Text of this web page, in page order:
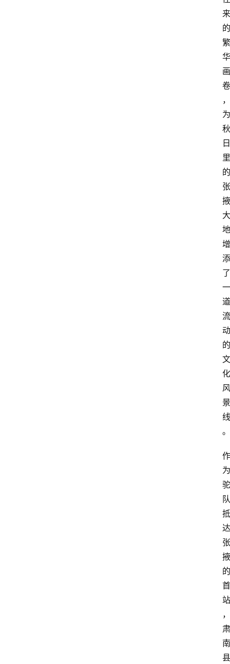
来
的
繁
华
画
卷
，
为
秋
日
里
的
张
掖
大
地
增
添
了
一
道
流
动
的
文
化
风
景
线
。
作
为
驼
队
抵
达
张
掖
的
首
站
，
肃
南
县